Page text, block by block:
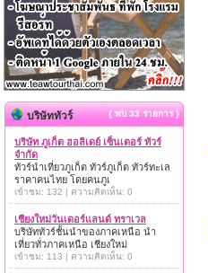
บริษัททัวร์ { พบ 33 รายการ }
บริษัท ภูเก็ต ฮอลิเดย์ เซ็นเตอร์ ทัวร์
จำกัด
ทัวร์นำเที่ยวภูเก็ต ทัวร์ภูเก็ต ทัวร์ทะเล
ราคาคนไทย โดยคนภูเ
เข้าชม: 132 | ความคิดเห็น: 0
เชียงใหม่วันเดอร์แลนด์ ทราเวล
บริษัททัวร์ชั้นนำของภาคเหนือ นำ
เที่ยวทั่วภาคเหนือ เชียงใหม่
เข้าชม: 113 | ความคิดเห็น: 0